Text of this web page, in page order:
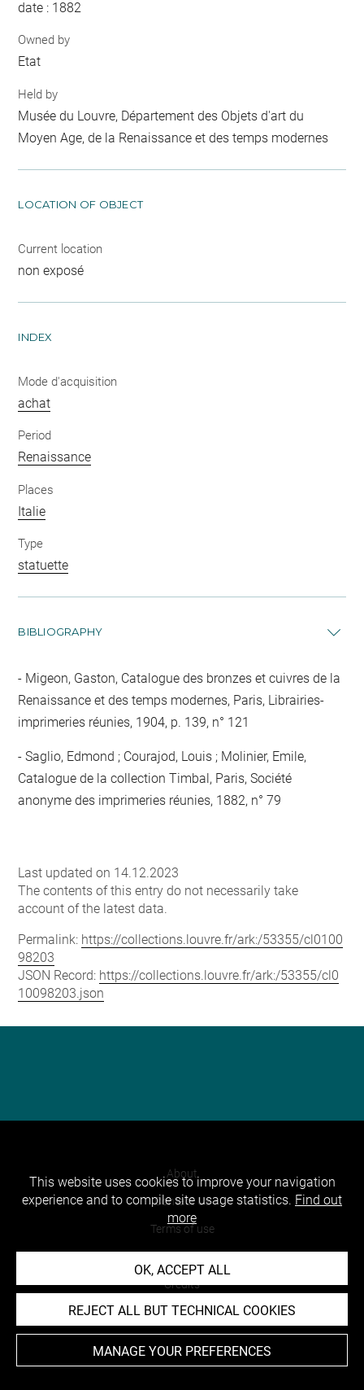
date : 1882
Owned by
Etat
Held by
Musée du Louvre, Département des Objets d'art du
Moyen Age, de la Renaissance et des temps modernes
LOCATION OF OBJECT
Current location
non exposé
INDEX
Mode d'acquisition
achat
Period
Renaissance
Places
Italie
Type
statuette
BIBLIOGRAPHY
Migeon, Gaston, Catalogue des bronzes et cuivres de la
Renaissance et des temps modernes, Paris, Librairies-
imprimeries réunies, 1904, p. 139, n° 121
Saglio, Edmond ; Courajod, Louis ; Molinier, Emile,
Catalogue de la collection Timbal, Paris, Société
anonyme des imprimeries réunies, 1882, n° 79
Last updated on 14.12.2023
The contents of this entry do not necessarily take
account of the latest data.
Permalink: https://collections.louvre.fr/ark:/53355/cl0100
98203
JSON Record: https://collections.louvre.fr/ark:/53355/cl0
10098203.json
About
Contact Us
Terms of use
Cookies
Credits
Accessibility : non compliant
This website uses cookies to improve your navigation
experience and to compile site usage statistics. Find out
more
OK, ACCEPT ALL
REJECT ALL BUT TECHNICAL COOKIES
MANAGE YOUR PREFERENCES